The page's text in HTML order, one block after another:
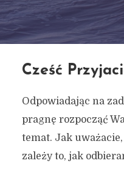
Cześć
Odpowiadając na
pragnę rozpocząć
temat. Jak
zależy to, jak